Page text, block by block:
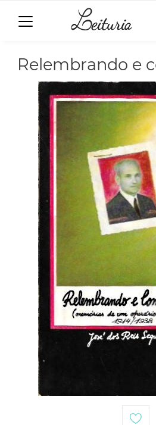
Relembrando e